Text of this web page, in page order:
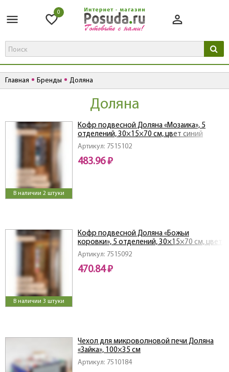
0
Главная Бренды Доляна
Доляна
В наличии 2 штуки
Артикул: 7515102
Кофр подвесной Доляна «Мозаика», 5
отделений, 30×15×70 см, цвет синий
483.96 ₽
В наличии 3 штуки
Артикул: 7515092
Кофр подвесной Доляна «Божьи
коровки», 5 отделений, 30×15×70 см, цвет
зелёный
470.84 ₽
Артикул: 7510184
Чехол для микроволновой печи Доляна
«Зайка», 100×35 см